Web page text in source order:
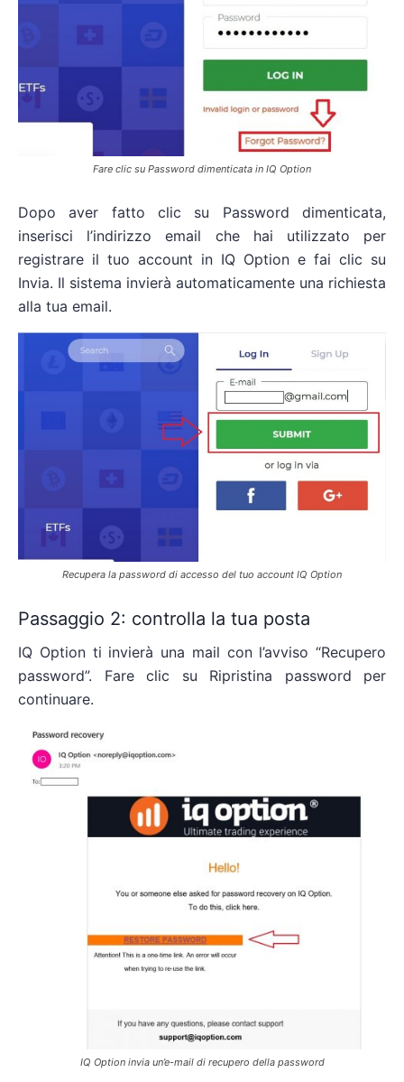
Fare clic su Password dimenticata in IQ Option
Dopo aver fatto clic su Password dimenticata,
inserisci l’indirizzo email che hai utilizzato per
registrare il tuo account in IQ Option e fai clic su
Invia. Il sistema invierà automaticamente una richiesta
alla tua email.
Recupera la password di accesso del tuo account IQ Option
Passaggio 2: controlla la tua posta
IQ Option ti invierà una mail con l’avviso “Recupero
password”. Fare clic su Ripristina password per
continuare.
IQ Option invia un’e-mail di recupero della password